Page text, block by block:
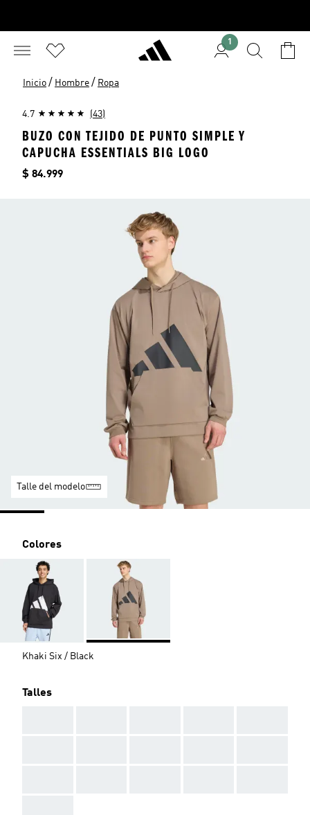
1
Inicio / Hombre / Ropa
4.7 (43)
BUZO CON TEJIDO DE PUNTO SIMPLE Y
CAPUCHA ESSENTIALS BIG LOGO
Precio
$ 84.999
Talle del modelo
Colores
Khaki Six / Black
Talles